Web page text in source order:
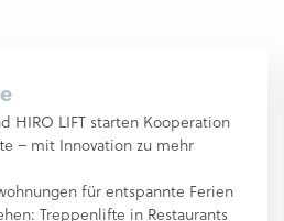
HIRO LIFT starten Kooperation
– mit Innovation zu mehr
für entspannte Ferien
Treppenlifte in Restaurants